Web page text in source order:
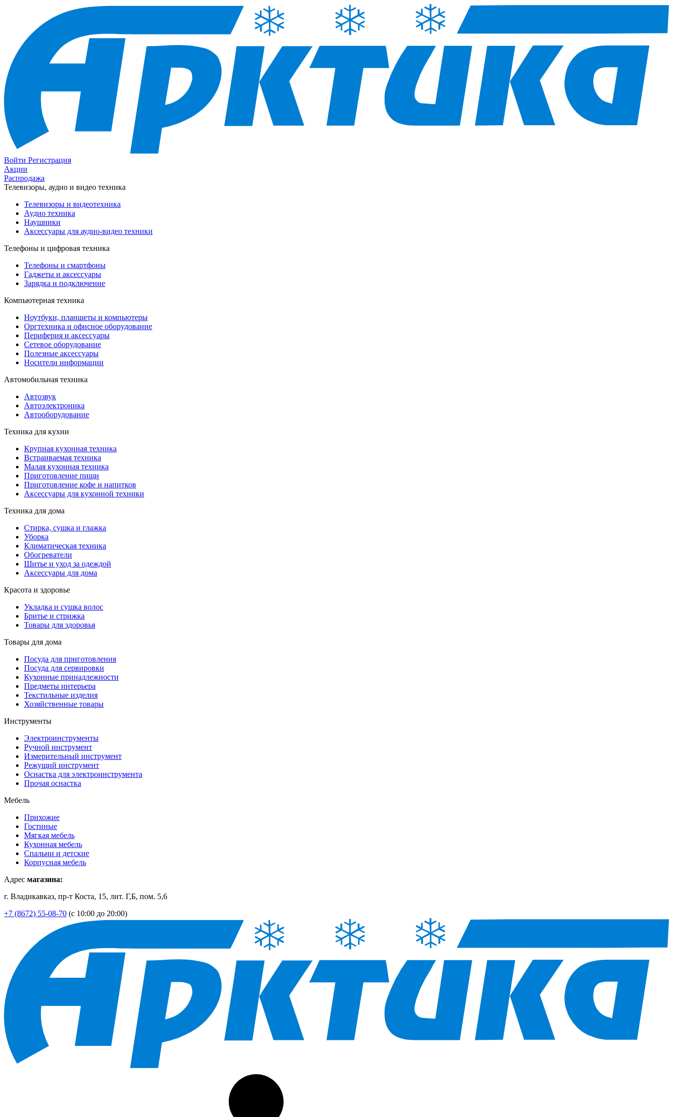
Войти Регистрация
Акции
Распродажа
Телевизоры, аудио и видео техника
Телевизоры и видеотехника
Аудио техника
Наушники
Аксессуары для аудио-видео техники
Телефоны и цифровая техника
Телефоны и смартфоны
Гаджеты и аксессуары
Зарядка и подключение
Компьютерная техника
Ноутбуки, планшеты и компьютеры
Оргтехника и офисное оборудование
Периферия и аксессуары
Cетевое оборудование
Полезные аксессуары
Носители информации
Автомобильная техника
Автозвук
Автоэлектроника
Автооборудование
Техника для кухни
Крупная кухонная техника
Встраиваемая техника
Малая кухонная техника
Приготовление пищи
Приготовление кофе и напитков
Аксессуары для кухонной техники
Техника для дома
Стирка, сушка и глажка
Уборка
Климатическая техника
Обогреватели
Шитье и уход за одеждой
Аксессуары для дома
Красота и здоровье
Укладка и сушка волос
Бритье и стрижка
Товары для здоровья
Товары для дома
Посуда для приготовления
Посуда для сервировки
Кухонные принадлежности
Предметы интерьера
Текстильные изделия
Хозяйственные товары
Инструменты
Электроинструменты
Ручной инструмент
Измерительный инструмент
Режущий инструмент
Оснастка для электроинструмента
Прочая оснастка
Мебель
Прихожие
Гостиные
Мягкая мебель
Кухонная мебель
Спальни и детские
Корпусная мебель
Адрес магазина:
г. Владикавказ, пр-т Коста, 15, лит. Г,Б, пом. 5,6
+7 (8672) 55-08-70 (с 10:00 до 20:00)